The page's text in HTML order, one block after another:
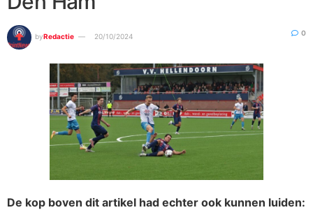
byRedactie 20/10/2024 0
De kop boven dit artikel had echter ook kunnen luiden: